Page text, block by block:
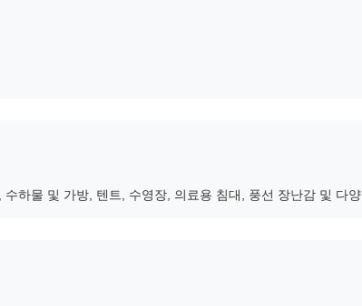
하물 및 가방, 텐트, 수영장, 의료용 침대, 풍선 장난감 및 다양